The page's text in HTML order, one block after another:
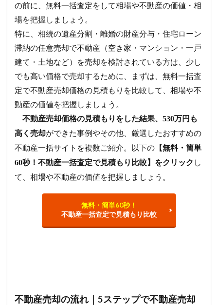
の前に、無料一括査定をして相場や不動産の価値・相
場を把握しましょう。
特に、相続の遺産分割・離婚の財産分与・住宅ローン
滞納の任意売却で不動産（空き家・マンション・一戸
建て・土地など）を売却を検討されている方は、少し
でも高い価格で売却するために、まずは、無料一括査
定で不動産売却価格の見積もりを比較して、相場や不
動産の価値を把握しましょう。
不動産売却価格の見積もりをした結果、530万円も
高く売却ができた事例やその他、厳選したおすすめの
不動産一括サイトを複数ご紹介。以下の 【無料・簡単
60秒！不動産一括査定で見積もり比較】をクリック し
て、相場や不動産の価値を把握しましょう。
無料・簡単60秒！
不動産一括査定で見積もり比較
不動産売却の流れ｜5ステップで不動産売却